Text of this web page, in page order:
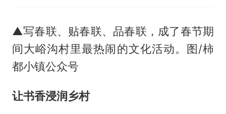
▲写春联、贴春联、品春联，成了春节期
间大峪沟村里最热闹的文化活动。图/柿
都小镇公众号
让书香浸润乡村